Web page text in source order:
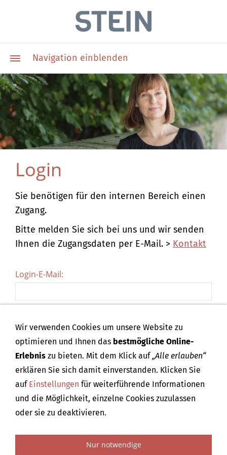
Navigation einblenden
Login
Sie benötigen für den internen Bereich einen
Zugang.
Bitte melden Sie sich bei uns und wir senden
Ihnen die Zugangsdaten per E-Mail. > Kontakt
Login-E-Mail:
Wir verwenden Cookies um unsere Website zu
optimieren und Ihnen das bestmögliche Online-
Erlebnis zu bieten. Mit dem Klick auf„Alle erlauben“
erklären Sie sich damit einverstanden. Klicken Sie
aufEinstellungen für weiterführende Informationen
und die Möglichkeit, einzelne Cookies zuzulassen
oder sie zu deaktivieren.
Nur notwendige